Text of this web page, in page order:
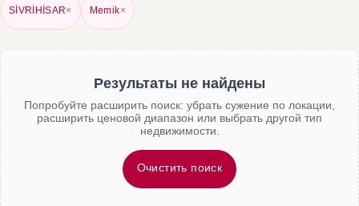
SİVRİHİSAR× Memik×
Результаты не найдены
Попробуйте расширить поиск: убрать сужение по локации,
расширить ценовой диапазон или выбрать другой тип
недвижимости.
Очистить поиск